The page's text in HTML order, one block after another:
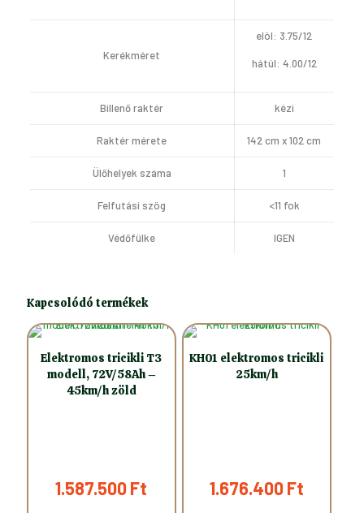
Kerékméret
elöl: 3.75/12
hátúl: 4.00/12
Billenő raktér kézi
Raktér mérete 142 cm x 102 cm
Ülőhelyek száma 1
Felfutási szög <11 fok
Védőfülke IGEN
Kapcsolódó termékek
Elektromos tricikli T3
modell, 72V/58Ah –
45km/h zöld
1.587.500Ft
KH01 elektromos tricikli
25km/h
1.676.400Ft